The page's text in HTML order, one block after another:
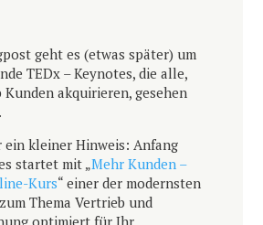
geht es (etwas später) um
TEDx – Keynotes, die alle,
akquirieren, gesehen
ein kleiner Hinweis: Anfang
startet mit „Mehr Kunden –
Kurs“ einer der modernsten
Thema Vertrieb und
optimiert für Ihr